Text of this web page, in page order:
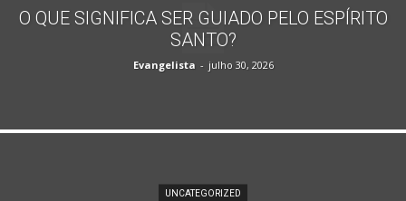
O QUE SIGNIFICA SER GUIADO PELO ESPÍRITO
SANTO?
Evangelista - julho 30, 2026
UNCATEGORIZED